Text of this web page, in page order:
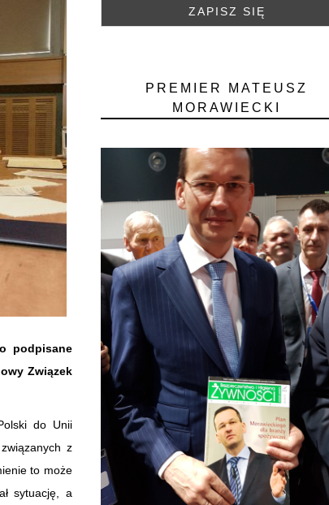
podpisane
Związek
do Unii
z
to może
sytuację, a
PREMIER MATEUSZ
MORAWIECKI